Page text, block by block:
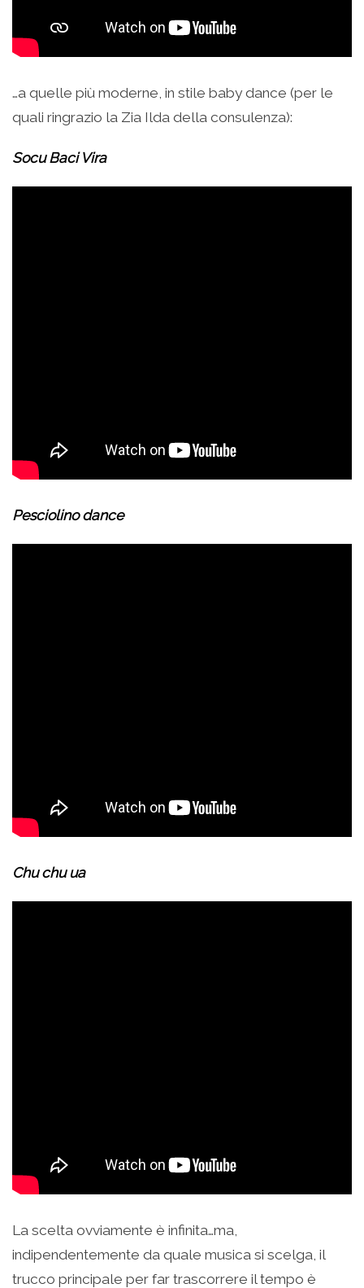
…a quelle più moderne, in stile baby dance (per le
quali ringrazio la Zia Ilda della consulenza):
Socu Baci Vira
Pesciolino dance
Chu chu ua
La scelta ovviamente è infinita…ma,
indipendentemente da quale musica si scelga, il
trucco principale per far trascorrere il tempo è